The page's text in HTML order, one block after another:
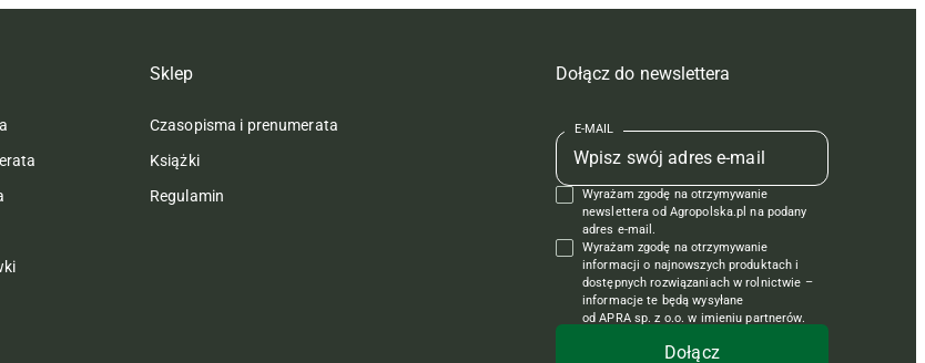
Sklep
Czasopisma i prenumerata
Książki
Regulamin
Dołącz do newslettera
E-MAIL
Wyrażam zgodę na otrzymywanie
newslettera od Agropolska.pl na podany
adres e-mail.
Wyrażam zgodę na otrzymywanie
informacji o najnowszych produktach i
dostępnych rozwiązaniach w rolnictwie –
informacje te będą wysyłane
od APRA sp. z o.o. w imieniu partnerów.